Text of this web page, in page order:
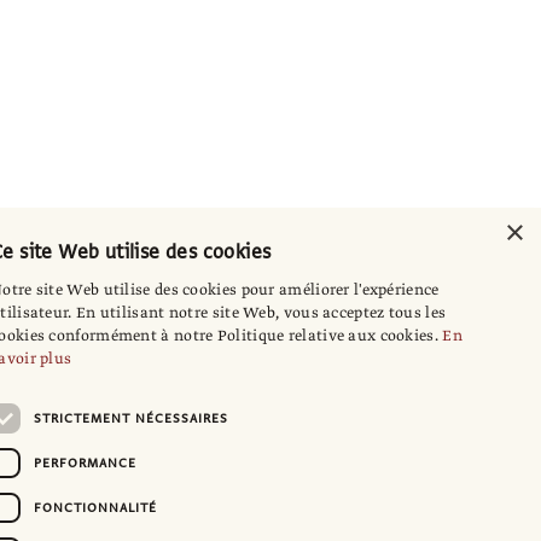
×
site Web utilise des cookies
site Web utilise des cookies pour améliorer l'expérience
En utilisant notre site Web, vous acceptez tous les
conformément à notre Politique relative aux cookies.En
plus
STRICTEMENT NÉCESSAIRES
PERFORMANCE
FONCTIONNALITÉ